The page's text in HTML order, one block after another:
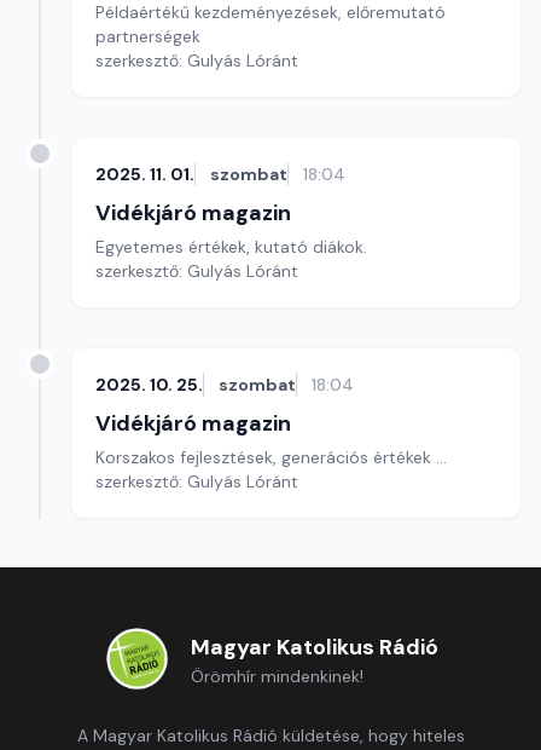
Példaértékű kezdeményezések, előremutató
partnerségek
szerkesztő: Gulyás Lóránt
2025. 11. 01. szombat 18:04
Vidékjáró magazin
Egyetemes értékek, kutató diákok.
szerkesztő: Gulyás Lóránt
2025. 10. 25. szombat 18:04
Vidékjáró magazin
Korszakos fejlesztések, generációs értékek ...
szerkesztő: Gulyás Lóránt
Magyar Katolikus Rádió
Örömhír mindenkinek!
A Magyar Katolikus Rádió küldetése, hogy hiteles